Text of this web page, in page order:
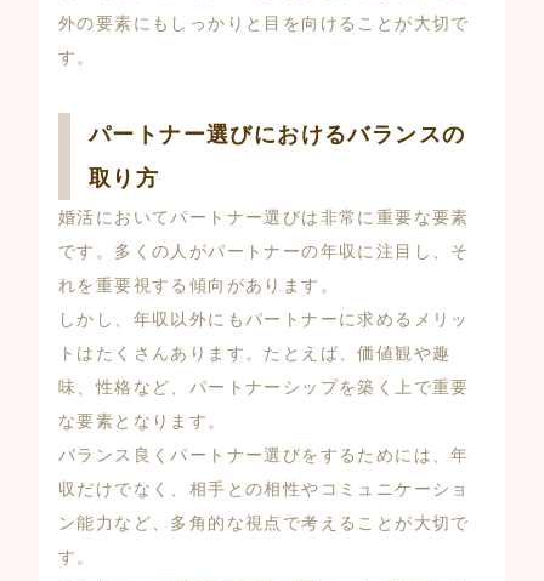
外の要素にもしっかりと目を向けることが大切で
す。
パートナー選びにおけるバランスの
取り方
婚活においてパートナー選びは非常に重要な要素
です。多くの人がパートナーの年収に注目し、そ
れを重要視する傾向があります。
しかし、年収以外にもパートナーに求めるメリッ
トはたくさんあります。たとえば、価値観や趣
味、性格など、パートナーシップを築く上で重要
な要素となります。
バランス良くパートナー選びをするためには、年
収だけでなく、相手との相性やコミュニケーショ
ン能力など、多角的な視点で考えることが大切で
す。